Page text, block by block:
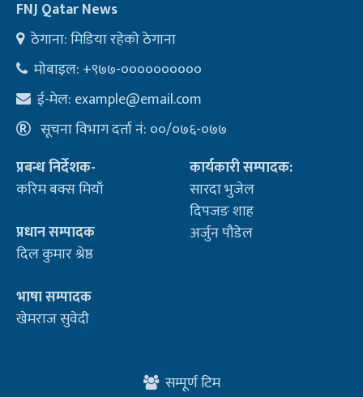
FNJ Qatar News
ठेगाना: मिडिया रहेको ठेगाना
मोबाइल: +९७७-००००००००००
ई-मेल: example@email.com
सूचना विभाग दर्ता नं: ००/०७६-०७७
प्रबन्ध निर्देशक-
करिम बक्स मियाँ
प्रधान सम्पादक
दिल कुमार श्रेष्ठ
भाषा सम्पादक
खेमराज सुवेदी
कार्यकारी सम्पादक:
सारदा भुजेल
दिपजङ शाह
अर्जुन पौडेल
सम्पूर्ण टिम